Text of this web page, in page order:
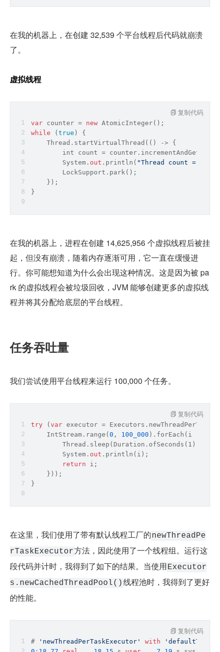
在我的机器上，在创建 32,539 个平台线程后代码就崩溃
了。
虚拟线程
var counter = new AtomicInteger();
while ( true ) {
    Thread.startVirtualThread(() -> {
int count = counter.incrementAndGet();
        System.
out .println( "Thread count = "
        LockSupport.park();
    });
}
复制代码
在我的机器上，进程在创建 14,625,956 个虚拟线程后被挂
起，但没有崩溃，随着内存逐渐可用，它一直在缓慢进
行。你可能想知道为什么会出现这种情况。这是因为被 pa
rk 的虚拟线程会被垃圾回收，JVM 能够创建更多的虚拟线
程并将其分配给底层的平台线程。
任务吞吐量
我们尝试使用平台线程来运行 100,000 个任务。
try ( var executor =
    IntStream.range(
0 , 100_000 ).forEach(i ->
        Thread.sleep(Duration.ofSeconds(1));
        System.
out .println(i);
return i;
    }));
}
复制代码
在这里，我们使用了带有默认线程工厂的newThreadPe
rTaskExecutor方法，因此使用了一个线程组。运行这
段代码并计时，我得到了如下的结果。当使用Executor
s.newCachedThreadPool() 线程池时，我得到了更好
的性能。
# 'newThreadPerTaskExecutor' with
复制代码